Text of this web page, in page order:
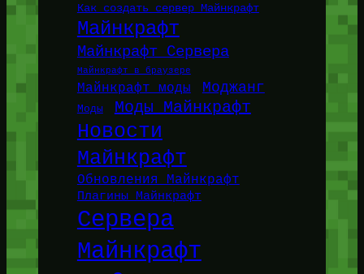
Как создать сервер Майнкрафт
Майнкрафт
Майнкрафт Сервера
Майнкрафт в браузере
Майнкрафт моды Моджанг
Моды Моды Майнкрафт
Новости
Майнкрафт
Обновления Майнкрафт
Плагины Майнкрафт
Сервера
Майнкрафт